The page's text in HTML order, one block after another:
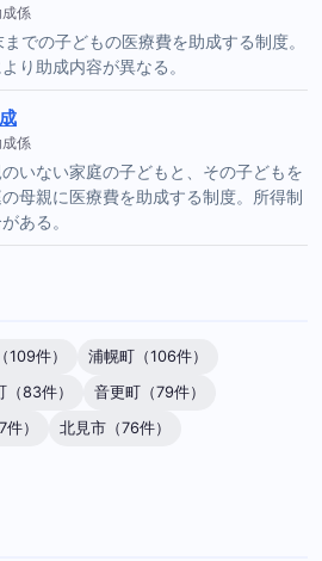
係
での子どもの医療費を助成する制度。
り助成内容が異なる。
係
いない家庭の子どもと、その子どもを
母親に医療費を助成する制度。所得制
ある。
109件）
浦幌町（106件）
（83件）
音更町（79件）
）
北見市（76件）